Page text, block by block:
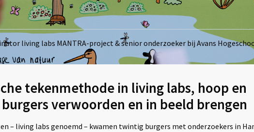
living labs MANTRA-project & senior onderzoeker bij Avans
tekenmethode in living labs, hoop en
verwoorden en in beeld brengen
– living labs genoemd – kwamen twintig burgers met onderzoekers in